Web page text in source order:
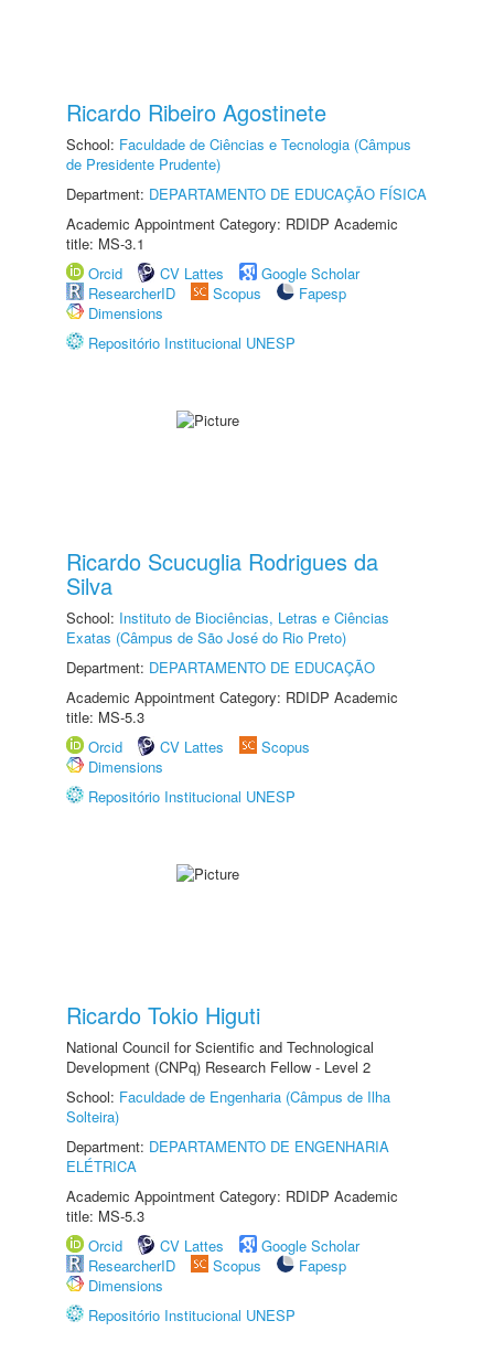
Ricardo Ribeiro Agostinete
School: Faculdade de Ciências e Tecnologia (Câmpus
de Presidente Prudente)
Department: DEPARTAMENTO DE EDUCAÇÃO FÍSICA
Academic Appointment Category: RDIDP Academic
title: MS-3.1
Orcid
CV Lattes
Google Scholar
ResearcherID
Scopus
Fapesp
Dimensions
Repositório Institucional UNESP
Ricardo Scucuglia Rodrigues da
Silva
School: Instituto de Biociências, Letras e Ciências
Exatas (Câmpus de São José do Rio Preto)
Department: DEPARTAMENTO DE EDUCAÇÃO
Academic Appointment Category: RDIDP Academic
title: MS-5.3
Orcid
CV Lattes
Scopus
Dimensions
Repositório Institucional UNESP
Ricardo Tokio Higuti
National Council for Scientific and Technological
Development (CNPq) Research Fellow - Level 2
School: Faculdade de Engenharia (Câmpus de Ilha
Solteira)
Department: DEPARTAMENTO DE ENGENHARIA
ELÉTRICA
Academic Appointment Category: RDIDP Academic
title: MS-5.3
Orcid
CV Lattes
Google Scholar
ResearcherID
Scopus
Fapesp
Dimensions
Repositório Institucional UNESP